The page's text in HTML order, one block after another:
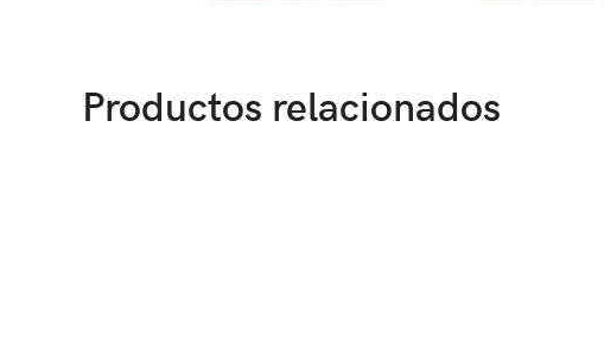
Productos relacionados